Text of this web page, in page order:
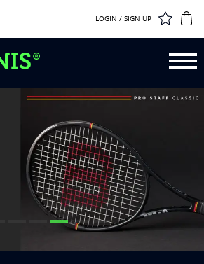
LOGIN / SIGN UP